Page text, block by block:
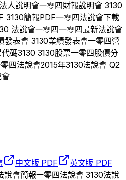
法人說明會一零四財報說明會 3130
3130簡報PDF一零四法說會下載
法說會一零四一零四最新法說會
發表會 3130業績發表會一零四營
碼3130 3130股票一零四股價分
四法說會2015年3130法說會 Q2
會
中文版 PDF
英文版 PDF
說會簡報一零四法說會 3130法說